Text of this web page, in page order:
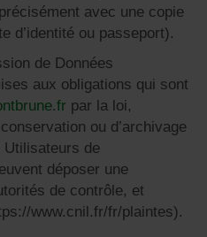
avec une copie
d’identité ou passeport).
de Données
aux obligations qui sont
par la loi,
ou d’archivage
Utilisateurs de
déposer une
de contrôle, et
www.cnil.fr/fr/plaintes).